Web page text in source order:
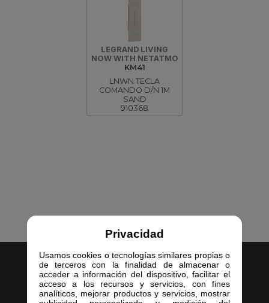
Privacidad
Usamos cookies o tecnologías similares propias o
de terceros con la finalidad de almacenar o
acceder a información del dispositivo, facilitar el
acceso a los recursos y servicios, con fines
analíticos, mejorar productos y servicios, mostrar
LEGRAND LIVING
NOW WITH NETATMO
KM41
LNWN TECLA
COMANDO D/N 1M
SAND
910368